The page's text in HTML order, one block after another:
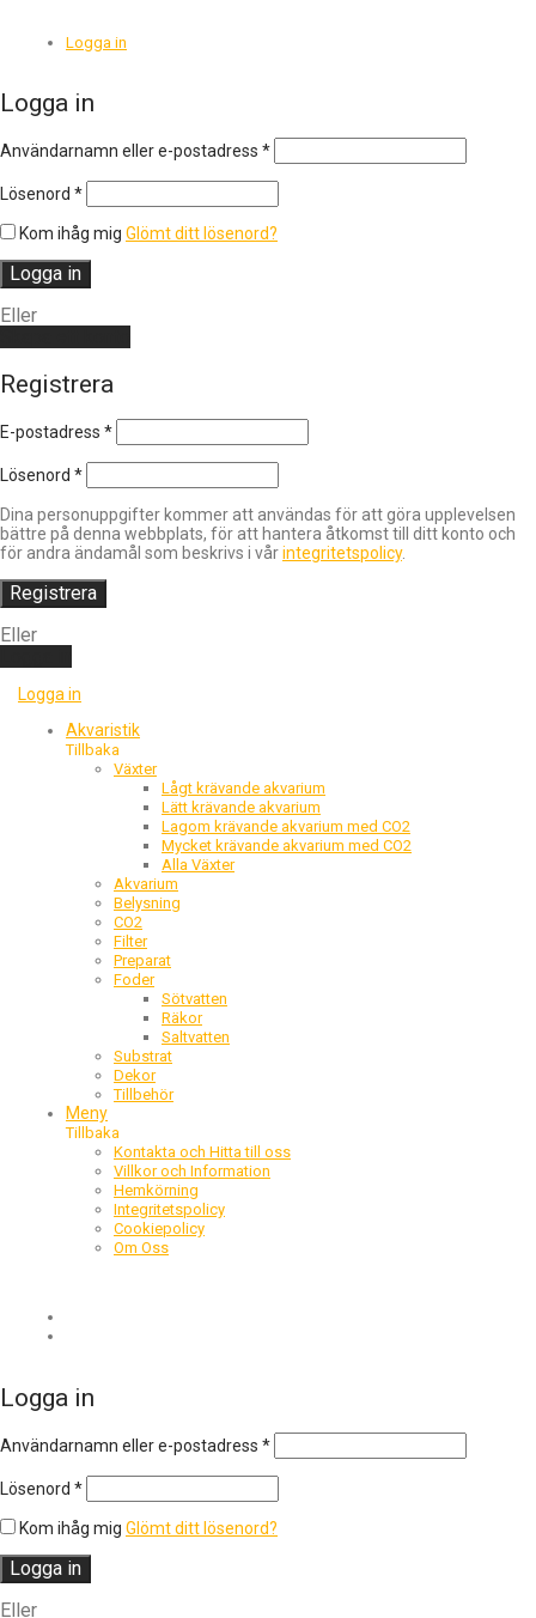
Logga in
Logga in
Användarnamn eller e-postadress *Obligatoriskt
Lösenord *Obligatoriskt
Kom ihåg mig Glömt ditt lösenord?
Logga in
Eller
Registrera
E-postadress *
Lösenord *
Dina personuppgifter kommer att användas för att göra upplevelsen
bättre på denna webbplats, för att hantera åtkomst till ditt konto och
för andra ändamål som beskrivs i vårintegritetspolicy.
Registrera
Eller
Logga in
Akvaristik
Tillbaka
Växter
Lågt krävande akvarium
Lätt krävande akvarium
Lagom krävande akvarium med CO2
Mycket krävande akvarium med CO2
Alla Växter
Akvarium
Belysning
CO2
Filter
Preparat
Foder
Sötvatten
Räkor
Saltvatten
Substrat
Dekor
Tillbehör
Meny
Tillbaka
Kontakta och Hitta till oss
Villkor och Information
Hemkörning
Integritetspolicy
Cookiepolicy
Om Oss
Logga in
Användarnamn eller e-postadress *Obligatoriskt
Lösenord *Obligatoriskt
Kom ihåg mig Glömt ditt lösenord?
Logga in
Eller